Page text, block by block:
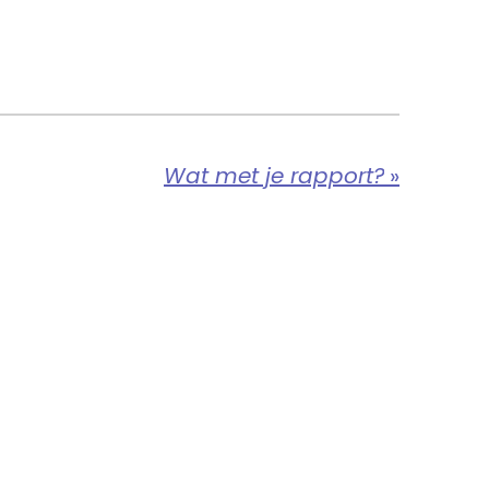
Wat met je rapport? »